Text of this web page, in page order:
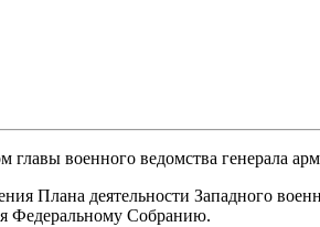
военного ведомства генерала
Плана деятельности Западного
Федеральному Собранию.